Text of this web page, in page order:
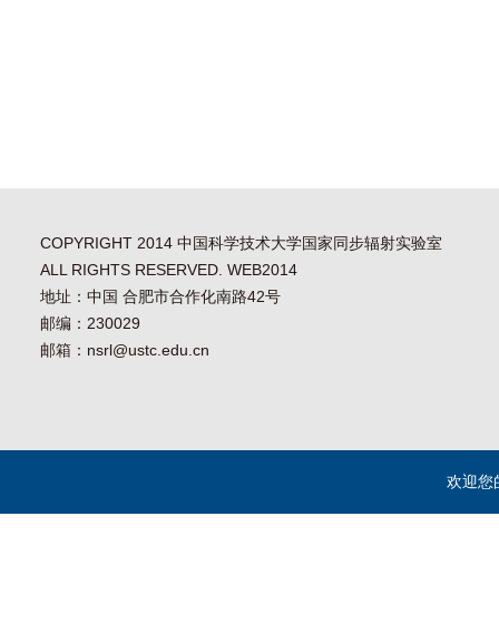
COPYRIGHT 2014 中国科学技术大学国家同步辐射实验室
ALL RIGHTS RESERVED. WEB2014
地址：中国 合肥市合作化南路42号
邮编：230029
邮箱：nsrl@ustc.edu.cn
欢迎您